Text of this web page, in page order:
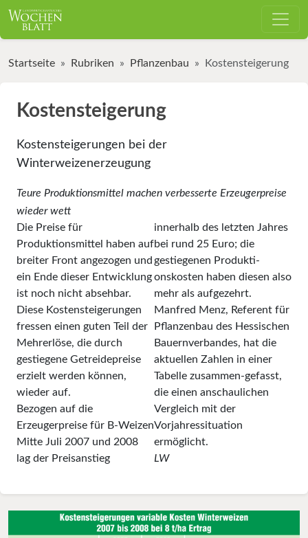
Startseite Rubriken Pflanzenbau Kostensteigerung
Kostensteigerung
Kostensteigerungen bei der
Winterweizenerzeugung
Teure Produktionsmittel machen verbesserte Erzeugerpreise
wieder wett
Die Preise für
Produktionsmittel haben auf
breiter Front angezogen und
ein Ende dieser Entwicklung
ist noch nicht absehbar.
Diese Kostensteigerungen
fressen einen guten Teil der
Mehrerlöse, die durch
gestiegene Getreidepreise
erzielt werden können,
wieder auf.
Bezogen auf die
Erzeugerpreise für B-Weizen
Mitte Juli 2007 und 2008
lag der Preisanstieg
innerhalb des letzten Jahres
bei rund 25 Euro; die
gestiegenen Produkti-
onskosten haben diesen also
mehr als aufgezehrt.
Manfred Menz, Referent für
Pflanzenbau des Hessischen
Bauernverbandes, hat die
aktuellen Zahlen in einer
Tabelle zusammen-gefasst,
die einen anschaulichen
Vergleich mit der
Vorjahressituation
ermöglicht.
LW